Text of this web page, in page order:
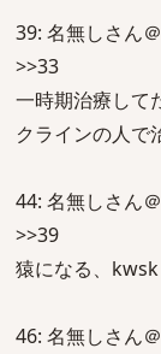
39: 名無しさん
>>33
一時期治療して
クラインの人で
44: 名無しさん
>>39
猿になる、kwsk
46: 名無しさん